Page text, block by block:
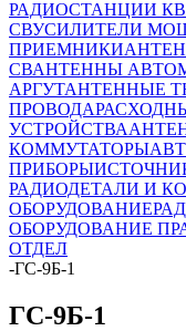
РАДИОСТАНЦИИ КВ
СВУСИЛИТЕЛИ
ПРИЕМНИКИ
СВАНТЕННЫ
АРГУТАНТЕННЫЕ
ПРОВОДА
УСТРОЙСТВА
КОММУТАТОРЫ
ПРИБОРЫ
РАДИОДЕТАЛИ И
ОБОРУДОВАНИЕ
ОБОРУДОВАНИЕ
ОТДЕЛ
-ГС-9Б-1
ГС-9Б-1